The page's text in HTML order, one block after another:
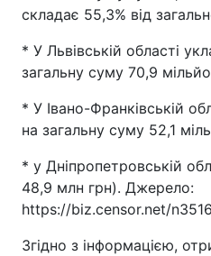
складає 55,3% від
* У Львівській області
загальну суму 70,9
*️ У Івано-Франківській
на загальну суму 52,1
* ️у Дніпропетровській
48,9 млн грн). Джерело:
https://biz.censor.net/
Згідно з інформацією,